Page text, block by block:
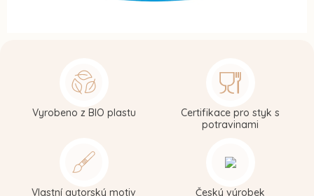
Vyrobeno z BIO plastu
Certifikace pro styk s
potravinami
Vlastní autorský motiv Český výrobek